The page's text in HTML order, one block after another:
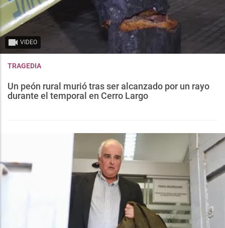
VIDEO
TRAGEDIA
Un peón rural murió tras ser alcanzado por un rayo
durante el temporal en Cerro Largo